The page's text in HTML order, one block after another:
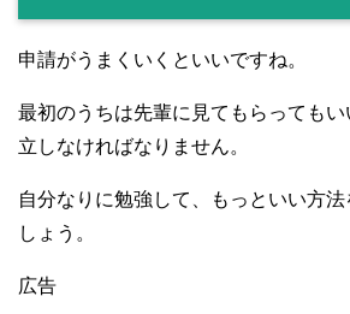
申請がうまくいくといいですね。
最初のうちは先輩に見てもらっても
立しなければなりません。
自分なりに勉強して、もっといい方
しょう。
広告